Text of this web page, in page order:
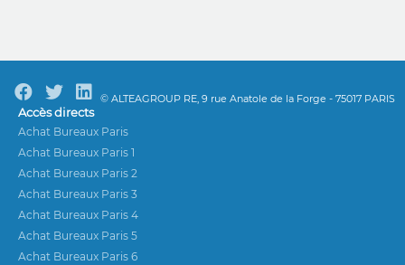
© ALTEAGROUP RE, 9 rue Anatole de la Forge - 75017 PARIS
Accès directs
Achat Bureaux Paris
Achat Bureaux Paris 1
Achat Bureaux Paris 2
Achat Bureaux Paris 3
Achat Bureaux Paris 4
Achat Bureaux Paris 5
Achat Bureaux Paris 6